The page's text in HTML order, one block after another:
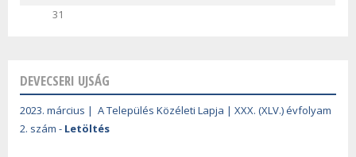
31
DEVECSERI UJSÁG
2023. március | A Település Közéleti Lapja | XXX. (XLV.) évfolyam
2. szám - Letöltés